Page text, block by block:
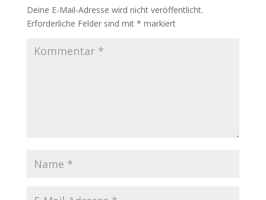
Deine E-Mail-Adresse wird nicht veröffentlicht.
Erforderliche Felder sind mit * markiert